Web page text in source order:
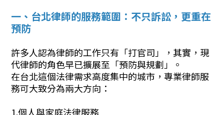
一、台北律師的服務範圍：不只訴訟，更重在
預防
許多人認為律師的工作只有「打官司」，其實，現
代律師的角色早已擴展至「預防與規劃」。
在台北這個法律需求高度集中的城市，專業律師服
務可大致分為兩大方向：
1.個人與家庭法律服務